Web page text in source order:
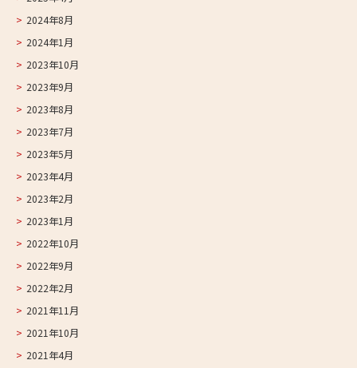
2024年8月
2024年1月
2023年10月
2023年9月
2023年8月
2023年7月
2023年5月
2023年4月
2023年2月
2023年1月
2022年10月
2022年9月
2022年2月
2021年11月
2021年10月
2021年4月